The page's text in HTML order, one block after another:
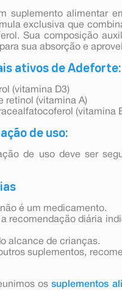
suplemento alimentar
exclusiva que
Sua composição
sua absorção e
ativos de Adeforte:
(vitamina D3)
retinol (vitamina A)
(vitamina
de uso:
de uso deve ser
é um medicamento.
recomendação diária
alcance de crianças.
suplementos,
ossuplementos